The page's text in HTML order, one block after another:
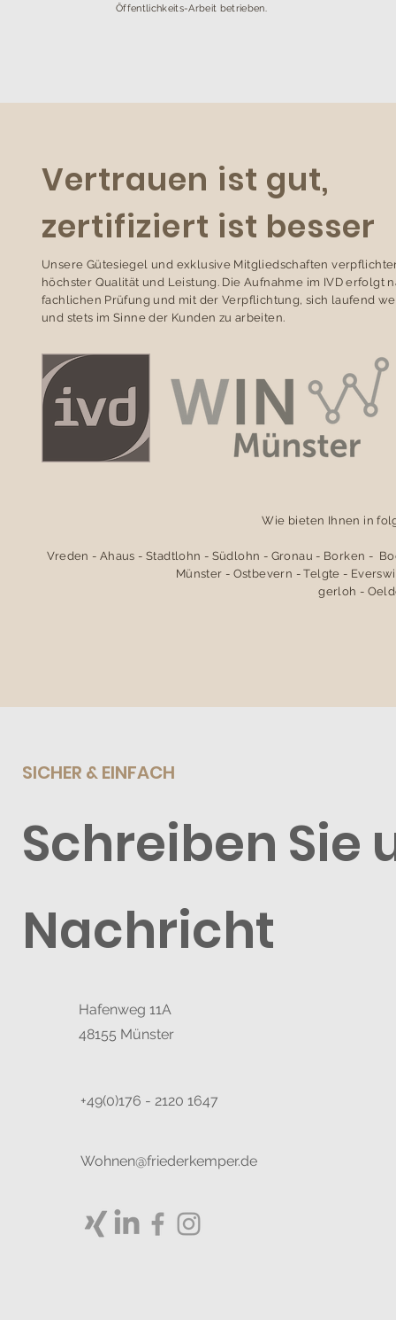
Öffentlichkeits-Arbeit betrieben.
Vertrauen ist gut,
zertifiziert ist besser
Unsere Gütesiegel und exklusive Mitgliedschaften
höchster Qualität und Leistung. Die Aufnahme im IVD erfolgt
fachlichen Prüfung und mit der Verpflichtung, sich laufend
und stets im Sinne der Kunden zu arbeiten.
Wie bieten Ihnen in
Vreden - Ahaus - Stadtlohn - Südlohn - Gronau - Borken -
Münster - Ostbevern - Telgte -
gerloh -
SICHER & EINFACH
Schreiben Sie
Nachricht
Hafenweg 11A
48155 Münster
+49(0)176 - 2120 1647
Wohnen@friederkemper.de